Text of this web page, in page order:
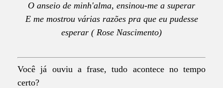
O anseio de minh'alma, ensinou-me a superar
E me mostrou várias razões pra que eu pudesse
esperar ( Rose Nascimento)
Você já ouviu a frase, tudo acontece no tempo
certo?